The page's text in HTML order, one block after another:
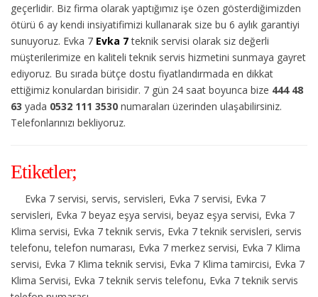
geçerlidir. Biz firma olarak yaptığımız işe özen gösterdiğimizden
ötürü 6 ay kendi insiyatifimizi kullanarak size bu 6 aylık garantiyi
sunuyoruz. Evka 7 Evka 7 teknik servisi olarak siz değerli
müşterilerimize en kaliteli teknik servis hizmetini sunmaya gayret
ediyoruz. Bu sırada bütçe dostu fiyatlandırmada en dikkat
ettiğimiz konulardan birisidir. 7 gün 24 saat boyunca bize 444 48
63 yada 0532 111 3530 numaraları üzerinden ulaşabilirsiniz.
Telefonlarınızı bekliyoruz.
Etiketler;
Evka 7 servisi, servis, servisleri, Evka 7 servisi, Evka 7
servisleri, Evka 7 beyaz eşya servisi, beyaz eşya servisi, Evka 7
Klima servisi, Evka 7 teknik servis, Evka 7 teknik servisleri, servis
telefonu, telefon numarası, Evka 7 merkez servisi, Evka 7 Klima
servisi, Evka 7 Klima teknik servisi, Evka 7 Klima tamircisi, Evka 7
Klima Servisi, Evka 7 teknik servis telefonu, Evka 7 teknik servis